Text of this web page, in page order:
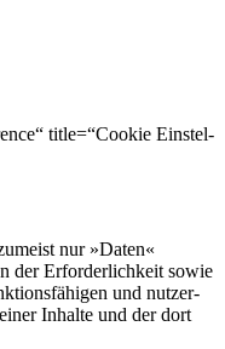
title=“Cookie Einstel­
nur »Daten«
der Erfor­der­lichkeit sowie
und nutzer­
Inhalte und der dort